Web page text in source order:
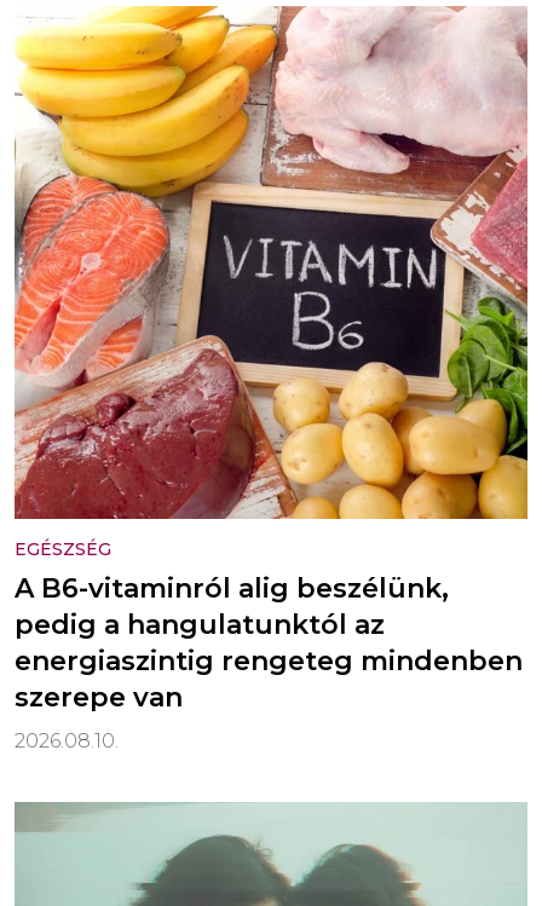
EGÉSZSÉG
A B6-vitaminról alig beszélünk,
pedig a hangulatunktól az
energiaszintig rengeteg mindenben
szerepe van
2026.08.10.